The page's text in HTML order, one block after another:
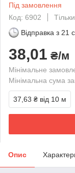
Під замовлення
Код: 6902
Відправка з 21
38,01 ₴/м
Мінімальне
Мінімальна сума
37,63 ₴ від 10 м
Опис